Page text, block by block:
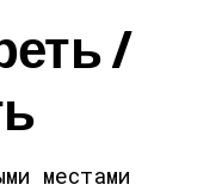
/
местами